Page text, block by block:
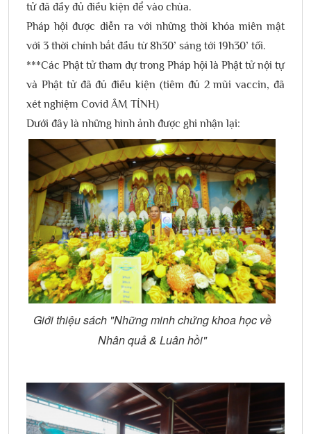
tử đã đầy đủ điều kiện để vào chùa.
Pháp hội được diễn ra với những thời khóa miên mật
với 3 thời chính bắt đầu từ 8h30’ sáng tới 19h30’ tối.
***Các Phật tử tham dự trong Pháp hội là Phật tử nội tự
và Phật tử đã đủ điều kiện (tiêm đủ 2 mũi vaccin, đã
xét nghiệm Covid ÂM TÍNH)
Dưới đây là những hình ảnh được ghi nhận lại:
Giới thiệu sách "Những minh chứng khoa học về
Nhân quả & Luân hồi"